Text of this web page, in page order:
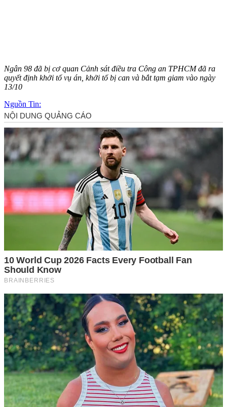
Ngân 98 đã bị cơ quan Cảnh sát điều tra Công an TPHCM đã ra
quyết định khởi tố vụ án, khởi tố bị can và bắt tạm giam vào ngày
13/10
Nguồn Tin: